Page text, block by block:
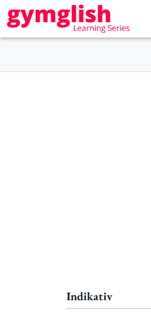
Indikativ